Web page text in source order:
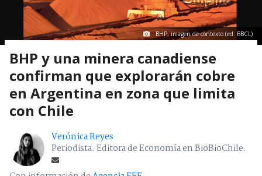
BHP, imagen de contexto (ed: BBCL)
BHP y una minera canadiense
confirman que explorarán cobre
en Argentina en zona que limita
con Chile
Verónica Reyes
Periodista. Editora de Economía en BioBioChile.